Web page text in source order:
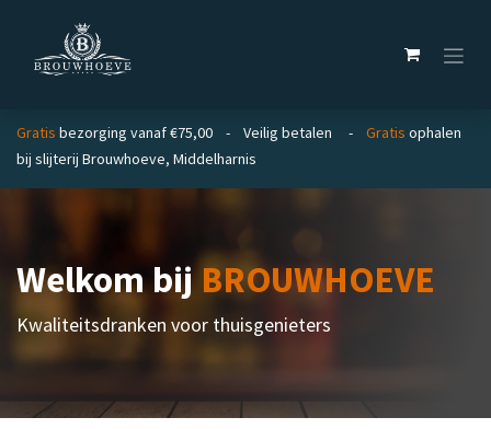
Gratis bezorging vanaf €75,00 - Veilig betalen - Gratis ophalen
bij slijterij Brouwhoeve, Middelharnis
Welkom bijBROUWHOEVE
Kwaliteitsdranken voor thuisgenieters